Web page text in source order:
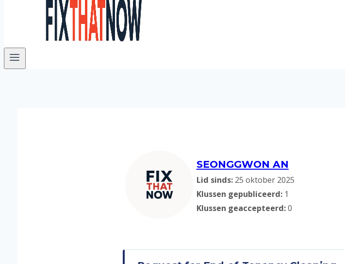
SEONGGWON AN
Lid sinds:25 oktober 2025
Klussen gepubliceerd:1
Klussen geaccepteerd:0